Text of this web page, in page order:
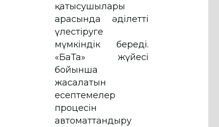
қатысушылары
арасында әділетті
үлестіруге
мүмкіндік береді.
«БаТа» жүйесі
бойынша
жасалатын
есептемелер
процесін
автоматтандыру